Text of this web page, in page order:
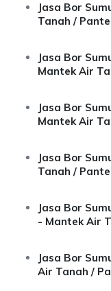
Jasa Bor
Tanah /
Jasa Bor
Mantek Air
Jasa Bor
Mantek Air
Jasa Bor
Tanah /
Jasa Bor
- Mantek Air
Jasa Bor
Air Tanah /